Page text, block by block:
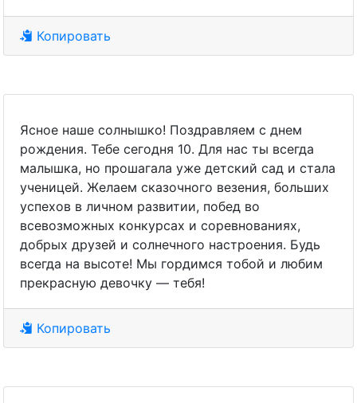
Копировать
Ясное наше солнышко! Поздравляем с днем
рождения. Тебе сегодня 10. Для нас ты всегда
малышка, но прошагала уже детский сад и стала
ученицей. Желаем сказочного везения, больших
успехов в личном развитии, побед во
всевозможных конкурсах и соревнованиях,
добрых друзей и солнечного настроения. Будь
всегда на высоте! Мы гордимся тобой и любим
прекрасную девочку — тебя!
Копировать